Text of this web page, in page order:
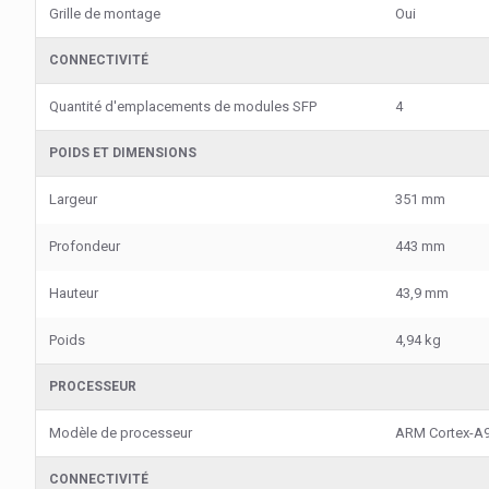
Grille de montage Oui
CONNECTIVITÉ
Quantité d'emplacements de modules SFP 4
POIDS ET DIMENSIONS
Largeur 351 mm
Profondeur 443 mm
Hauteur 43,9 mm
Poids 4,94 kg
PROCESSEUR
Modèle de processeur ARM Cortex-
CONNECTIVITÉ